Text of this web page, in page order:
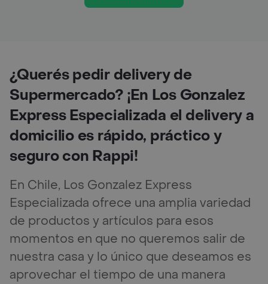
¿Querés pedir delivery de
Supermercado? ¡En Los Gonzalez
Express Especializada el delivery a
domicilio es rápido, práctico y
seguro con Rappi!
En Chile, Los Gonzalez Express
Especializada ofrece una amplia variedad
de productos y artículos para esos
momentos en que no queremos salir de
nuestra casa y lo único que deseamos es
aprovechar el tiempo de una manera